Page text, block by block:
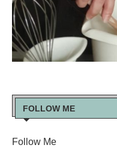
FOLLOW ME
Follow Me